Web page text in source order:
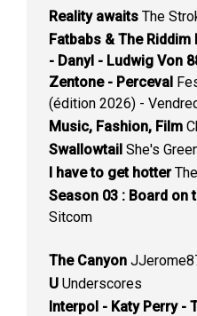
Reality awaits The
Fatbabs & The
- Danyl - Ludwig Von
Zentone - Perceval
(édition 2026) -
Music, Fashion, Film
Swallowtail She's
I have to get hotter
Season 03 : Board on
Sitcom
The Canyon
U Underscores
Interpol - Katy Perry -